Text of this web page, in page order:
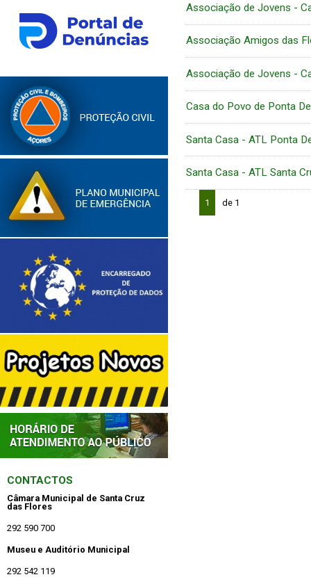
CONTACTOS
Câmara Municipal de Santa Cruz
das Flores
292 590 700
Museu e Auditório Municipal
292 542 119
Associação de Jovens -
Associação Amigos das
Associação de Jovens -
Casa do Povo de Ponta
Santa Casa - ATL Ponta
Santa Casa - ATL Santa
1 de 1